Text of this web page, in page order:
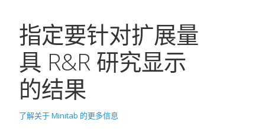
指定要针对扩展量
具 R&R 研究显示
的结果
了解关于 Minitab 的更多信息